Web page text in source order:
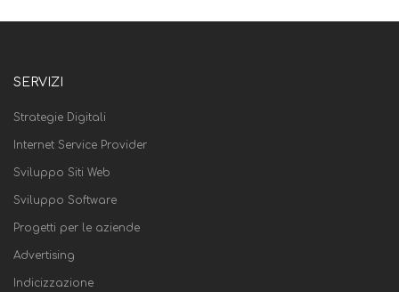
SERVIZI
Strategie Digitali
Internet Service Provider
Sviluppo Siti Web
Sviluppo Software
Progetti per le aziende
Advertising
Indicizzazione